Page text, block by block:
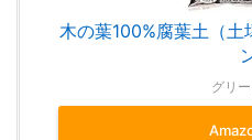
木の葉100%腐葉土（
グリ